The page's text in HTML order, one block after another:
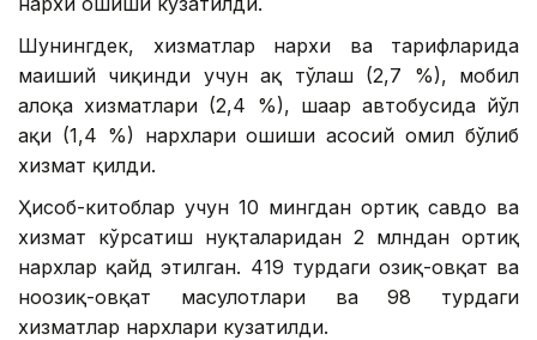
Шунингдек, хизматлар нархи ва тарифларида
маиший чиқинди учун ҳақ тўлаш (2,7 %), мобил
алоқа хизматлари (2,4 %), шаҳар автобусида йўл
ҳақи (1,4 %) нархлари ошиши асосий омил бўлиб
хизмат қилди.
Ҳисоб-китоблар учун 10 мингдан ортиқ савдо ва
хизмат кўрсатиш нуқталаридан 2 млндан ортиқ
нархлар қайд этилган. 419 турдаги озиқ-овқат ва
ноозиқ-овқат маҳсулотлари ва 98 турдаги
хизматлар нархлари кузатилди.